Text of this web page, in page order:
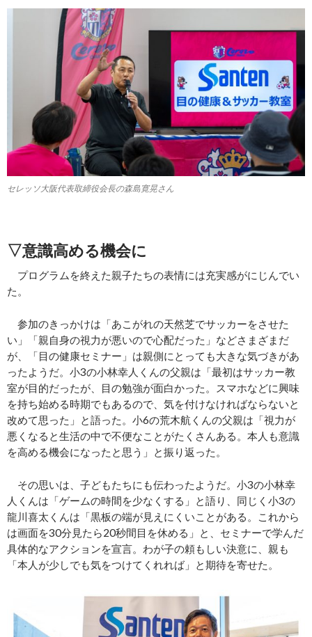
セレッソ大阪代表取締役会長の森島寛晃さん
▽意識高める機会に
プログラムを終えた親子たちの表情には充実感がにじんでい
た。
参加のきっかけは「あこがれの天然芝でサッカーをさせた
い」「親自身の視力が悪いので心配だった」などさまざまだ
が、「目の健康セミナー」は親側にとっても大きな気づきがあ
ったようだ。小3の小林幸人くんの父親は「最初はサッカー教
室が目的だったが、目の勉強が面白かった。スマホなどに興味
を持ち始める時期でもあるので、気を付けなければならないと
改めて思った」と語った。小6の荒木航くんの父親は「視力が
悪くなると生活の中で不便なことがたくさんある。本人も意識
を高める機会になったと思う」と振り返った。
その思いは、子どもたちにも伝わったようだ。小3の小林幸
人くんは「ゲームの時間を少なくする」と語り、同じく小3の
龍川喜太くんは「黒板の端が見えにくいことがある。これから
は画面を30分見たら20秒間目を休める」と、セミナーで学んだ
具体的なアクションを宣言。わが子の頼もしい決意に、親も
「本人が少しでも気をつけてくれれば」と期待を寄せた。